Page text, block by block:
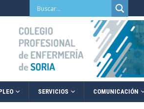
SERVICIOS COMUNICACIÓN